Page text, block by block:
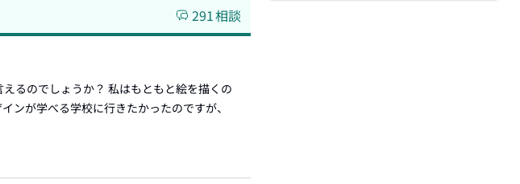
291相談
るのでしょうか？ 私はもともと絵を描くの
ンが学べる学校に行きたかったのですが、